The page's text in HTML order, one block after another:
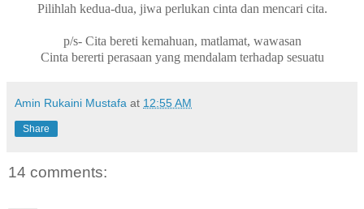
Pilihlah kedua-dua, jiwa perlukan cinta dan mencari cita.
p/s- Cita bereti kemahuan, matlamat, wawasan
Cinta bererti perasaan yang mendalam terhadap sesuatu
Amin Rukaini Mustafa at 12:55 AM
Share
14 comments: